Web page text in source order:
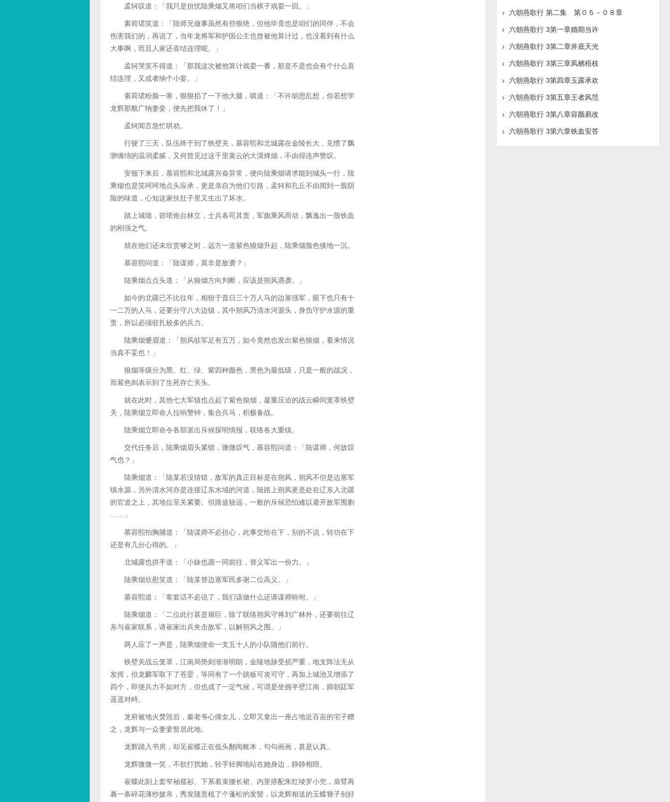
孟轲叹道：「我只是担忧陆乘烟又将咱们当棋子戏耍一回。」
素荷珺笑道：「陆师兄做事虽然有些狠绝，但他毕竟也是咱们的同伴，不会
伤害我们的，再说了，当年龙将军和护国公主也曾被他算计过，也没看到有什么
大事啊，而且人家还喜结连理呢。」
孟轲哭笑不得道：「那我这次被他算计戏耍一番，那是不是也会有个什么喜
结连理，又或者纳个小妾。」
素荷珺粉脸一寒，狠狠掐了一下他大腿，嗔道：「不许胡思乱想，你若想学
龙辉那般广纳妻妾，便先把我休了！」
孟轲闻言急忙哄劝。
行驶了三天，队伍终于到了铁壁关，慕容熙和北城露在金陵长大，见惯了飘
渺缠绵的温润柔腻，又何曾见过这千里黄云的大漠烽烟，不由得连声赞叹。
安顿下来后，慕容熙和北城露兴奋异常，便向陆乘烟请求能到城头一行，陆
乘烟也是笑呵呵地点头应承，更是亲自为他们引路，孟轲和孔丘不由闻到一股阴
险的味道，心知这家伙肚子里又生出了坏水。
踏上城墙，箭塔炮台林立，士兵各司其责，军旗乘风而动，飘逸出一股铁血
的刚强之气。
就在他们还未欣赏够之时，远方一道紫色狼烟升起，陆乘烟脸色倏地一沉。
慕容熙问道：「陆谋师，莫非是敌袭？」
陆乘烟点点头道：「从狼烟方向判断，应该是朔风遇袭。」
如今的北疆已不比往年，相较于昔日三十万人马的边塞强军，眼下也只有十
一二万的人马，还要分守八大边镇，其中朔风乃清水河源头，身负守护水源的重
责，所以必须驻扎较多的兵力。
陆乘烟蹙眉道：「朔风驻军足有五万，如今竟然也发出紫色狼烟，看来情况
当真不妥也！」
狼烟等级分为黑、红、绿、紫四种颜色，黑色为最低级，只是一般的战况，
而紫色则表示到了生死存亡关头。
就在此时，其他七大军镇也点起了紫色狼烟，凝重压迫的战云瞬间笼罩铁壁
关，陆乘烟立即命人拉响警钟，集合兵马，积极备战。
陆乘烟立即命令各部派出斥候探明情报，联络各大重镇。
交代任务后，陆乘烟眉头紧锁，微微叹气，慕容熙问道：「陆谋师，何故叹
气也？」
陆乘烟道：「陆某若没猜错，敌军的真正目标是在朔风，朔风不但是边塞军
镇水源，另外清水河亦是连接辽东水域的河道，陆路上朔风更是处在辽东入北疆
的官道之上，其地位至关紧要。但路途较远，一般的斥候恐怕难以避开敌军围剿
……」
慕容熙拍胸脯道：「陆谋师不必担心，此事交给在下，别的不说，轻功在下
还是有几分心得的。」
北城露也拱手道：「小妹也愿一同前往，替义军出一份力。」
陆乘烟欣慰笑道：「陆某替边塞军民多谢二位高义。」
慕容熙道：「客套话不必说了，我们该做什么还请谋师吩咐。」
陆乘烟道：「二位此行甚是艰巨，除了联络朔风守将刘广林外，还要前往辽
东与崔家联系，请崔家出兵夹击敌军，以解朔风之围。」
两人应了一声是，陆乘烟便命一支五十人的小队随他们前行。
铁壁关战云笼罩，江南局势则渐渐明朗，金陵地脉受损严重，地支阵法无从
发挥，但龙麟军取下了苍孁，等同有了一个跳板可攻可守，再加上城池又增添了
四个，即便兵力不如对方，但也成了一定气候，可谓是坐拥半壁江南，跟朝廷军
遥遥对峙。
龙府被地火焚毁后，秦老爷心痛女儿，立即又拿出一座占地近百亩的宅子赠
之，龙辉与一众妻妾暂居此地。
龙辉踏入书房，却见崔蝶正在低头翻阅账本，勾勾画画，甚是认真。
龙辉微微一笑，不欲打扰她，轻手轻脚地站在她身边，静静相陪。
崔蝶此刻上套窄袖襦衫、下系着束腰长裙、内里搭配朱红绫罗小兜，肩臂再
裹一条碎花薄纱披帛，秀发随意梳了个蓬松的发髻，以龙辉相送的玉蝶簪子别好
六朝燕歌行 第二集 第０５－０８章
六朝燕歌行 3第一章婚期当许
六朝燕歌行 3第二章井底天光
六朝燕歌行 3第三章凤栖梧枝
六朝燕歌行 3第四章玉露承欢
六朝燕歌行 3第五章王者风范
六朝燕歌行 3第八章容颜易改
六朝燕歌行 3第六章铁血安答